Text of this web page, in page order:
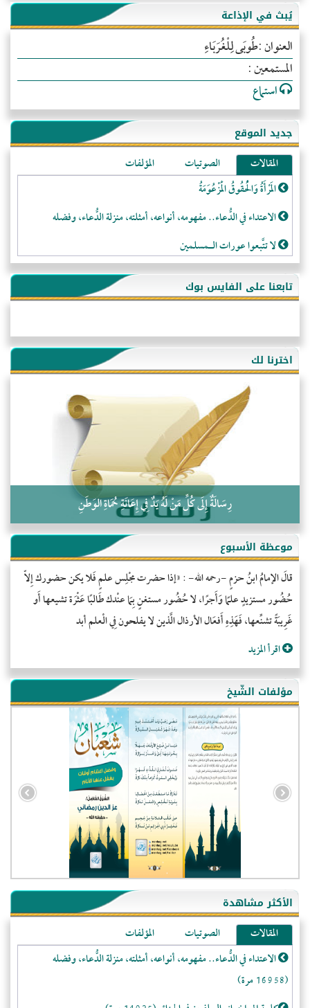
يُبث في الإذاعة
العنوان :طُوبَى لِلْغُرَبَاءِ
المستمعين :
استماع
جديد الموقع
المقالات الصوتيات
المؤلفات
المَرْأَةُ وَالْحُقُوقُ الْمَزْعُوَمَةُ
الاعتداء في الدُّعاء.. مفهومه، أنواعه، أمثلته، منزلة الدُّعاء، وفضله
لا تتَّبعوا عورات الـمسلمين
فقه النَّصيحة عند الصَّحابة الكرام رضي الله عنهم
لَا عِزَّةَ إِلَّا بِالإِسْلَامِ
هذه سبيلنا فماذا تنقمون؟!
أُسُـسُ بَـيْـتِ الـمُسْـلِمِ
التَّعْلِيمُ القُرْآنِي
كلمة إلى إخواني السلفيين في الجزائر
تابعنا على الفايس بوك
اخترنا لك
رِسَالَةٌ إِلَى كُلِّ مَنْ لَهُ يَدٌ فِي إِعَانَةِ حُمَاةِ الوَطَنِ
موعظة الأسبوع
قالَ الإمامُ ابنُ حزمٍ -رحمه الله- : «إذا حضرت مجْلِس علمٍ فَلا يكن حضورك إِلاّ
حُضُور مستزيدٍ علمًا وَأَجرًا، لا حُضُور مستغنٍ بِمَا عنْدك طَالبًا عَثْرَة تشيعها أَو
غَرِيبَةً تشنِّعها، فَهَذِهِ أَفعَال الأرذال الَّذين لا يفلحون فِي الْعلم أبد
اقرأ المزيد
مؤلفات الشّيخ
الأكثر مشاهدة
المقالات الصوتيات
المؤلفات
الاعتداء في الدُّعاء.. مفهومه، أنواعه، أمثلته، منزلة الدُّعاء، وفضله
(16958 مرة)
- الولايات المتحدة (72121)
- فيتنام (21457)
-غير معروف (20971)
- الصين (10590)
- كندا (10239)
- فرنسا (9087)